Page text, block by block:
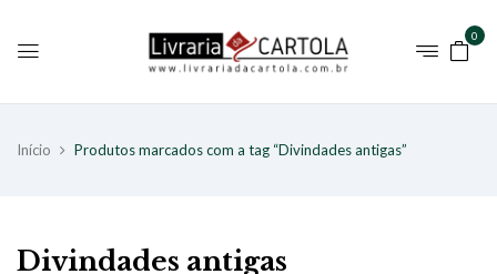
0
Início Produtos marcados com a tag “Divindades antigas”
Divindades antigas